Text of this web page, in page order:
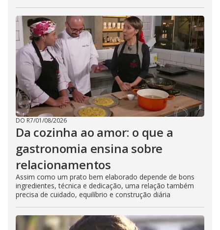
DO R7/01/08/2026
Da cozinha ao amor: o que a
gastronomia ensina sobre
relacionamentos
Assim como um prato bem elaborado depende de bons
ingredientes, técnica e dedicação, uma relação também
precisa de cuidado, equilíbrio e construção diária